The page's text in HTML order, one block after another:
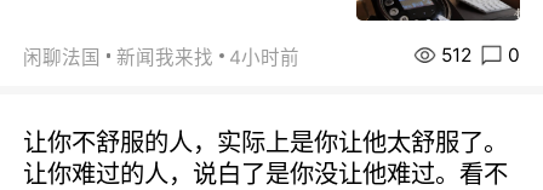
闲聊法国 新闻我来找 4小时前 512 0
让你不舒服的人，实际上是你让他太舒服了。
让你难过的人，说白了是你没让他难过。看不